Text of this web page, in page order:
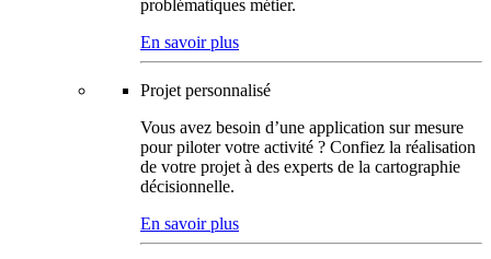
problématiques métier.
En savoir plus
Projet personnalisé
Vous avez besoin d’une application sur mesure
pour piloter votre activité ? Confiez la réalisation
de votre projet à des experts de la cartographie
décisionnelle.
En savoir plus